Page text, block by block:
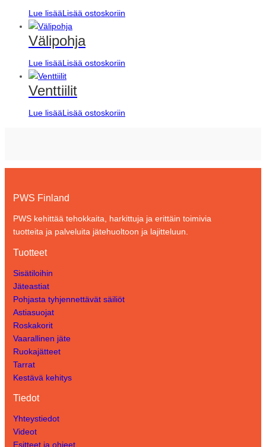
Lue lisääLisää ostoskoriin
Välipohja
Lue lisääLisää ostoskoriin
Venttiilit
Lue lisääLisää ostoskoriin
PWS Finland
PWS kehittää tehokkaita, harkittuja ja erittäin toimivia
tuotteita ja palveluita jätehuoltoon ja lajitteluun.
Tuotteet
Sisätiloihin
Jäteastiat
Pohjasta tyhjennettävät säiliöt
Astiasuojat
Roskakorit
Vaarallinen jäte
Ruokajätteet
Tarrat
Kestävä kehitys
Tiedot
Yhteystiedot
Videot
Esitteet ja ohjeet